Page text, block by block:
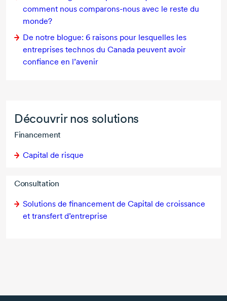
comment nous comparons-nous avec le reste du
monde?
De notre blogue: 6 raisons pour lesquelles les
entreprises technos du Canada peuvent avoir
confiance en l’avenir
Découvrir nos solutions
Financement
Capital de risque
Consultation
Solutions de financement de Capital de croissance
et transfert d’entreprise